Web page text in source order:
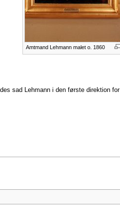
Amtmand Lehmann malet o. 1860
sad Lehmann i den første direktion for